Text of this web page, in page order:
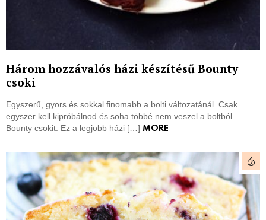
Három hozzávalós házi készítésű Bounty
csoki
Egyszerű, gyors és sokkal finomabb a bolti változatánál. Csak
egyszer kell kipróbálnod és soha többé nem veszel a boltból
Bounty csokit. Ez a legjobb házi […] MORE